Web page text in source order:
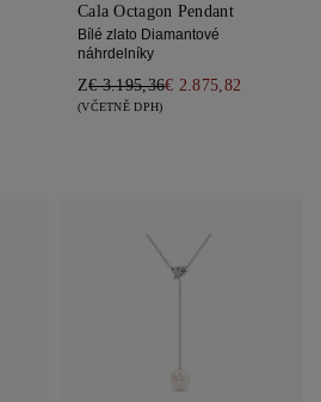
Cala Octagon Pendant
Bílé zlato Diamantové
náhrdelníky
Z€ 3.195,36€ 2.875,82
(VČETNĚ DPH)